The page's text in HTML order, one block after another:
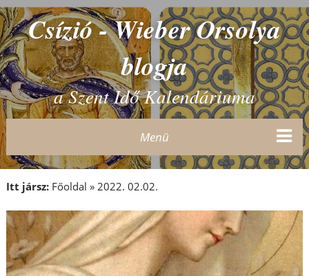
Csízió - Wieber Orsolya
blogja
a Szent Idő Kalendáriuma
Menü
Itt jársz: Főoldal » 2022. 02.02.